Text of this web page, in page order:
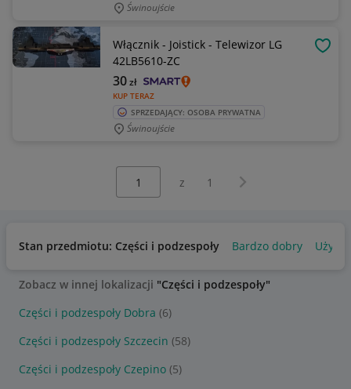
Świnoujście
Włącznik - Joistick - Telewizor LG
42LB5610-ZC
KUP TERAZ
30zł
SPRZEDAJĄCY: OSOBA PRYWATNA
Świnoujście
z 1 Następna strona
Stan przedmiotu: Części i podzespoły Bardzo dobry
Zobacz w innej lokalizacji "Części i podzespoły"
Części i podzespoły Dobra (6)
Części i podzespoły Szczecin (58)
Części i podzespoły Czepino (5)